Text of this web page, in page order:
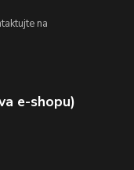
na
e-shopu)